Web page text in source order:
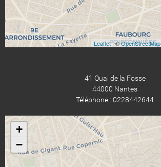
Leaflet| ©OpenStreetMap
41 Quai de la Fosse
44000 Nantes
Téléphone : 0228442644
+
−